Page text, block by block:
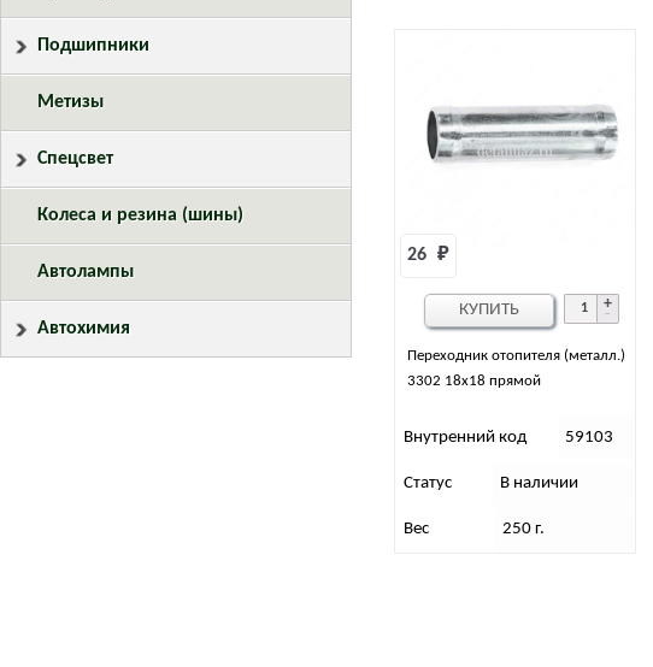
Переходник отопителя (металл.)
3302 18х18 прямой
26 ₽
Внутренний код 59103
Статус В наличии
Вес 250 г.
КУПИТЬ
Подшипники
Метизы
Спецсвет
Колеса и резина (шины)
Автолампы
Автохимия